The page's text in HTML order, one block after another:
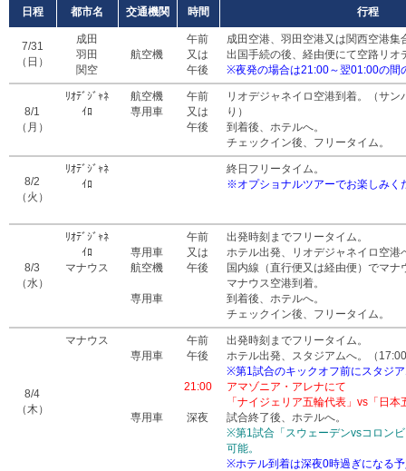
日程 都市名 交通機関 時間 行程
7/31
（日）
成田
羽田
関空
航空機
午前
又は
午後
成田空港、羽田空港又は関西空港集
出国手続の後、経由便にて空路リオ
※夜発の場合は21:00～翌01:00の間
8/1
（月）
ﾘｵﾃﾞｼﾞｬﾈ
ｲﾛ
航空機
専用車
午前
又は
午後
リオデジャネイロ空港到着。（サン
り）
到着後、ホテルへ。
チェックイン後、フリータイム。
8/2
（火）
ﾘｵﾃﾞｼﾞｬﾈ
ｲﾛ
終日フリータイム。
※オプショナルツアーでお楽しみく
8/3
（水）
ﾘｵﾃﾞｼﾞｬﾈ
ｲﾛ
マナウス
専用車
航空機
専用車
午前
又は
午後
出発時刻までフリータイム。
ホテル出発、リオデジャネイロ空港
国内線（直行便又は経由便）でマナ
マナウス空港到着。
到着後、ホテルへ。
チェックイン後、フリータイム。
8/4
（木）
マナウス
専用車
専用車
午前
午後
21:00
深夜
出発時刻までフリータイム。
ホテル出発、スタジアムへ。（
※第1試合のキックオフ前にスタジ
アマゾニア・アレナにて
「ナイジェリア五輪代表」vs「日
試合終了後、ホテルへ。
※第1試合「スウェーデンvsコロン
可能。
※ホテル到着は深夜0時過ぎになる